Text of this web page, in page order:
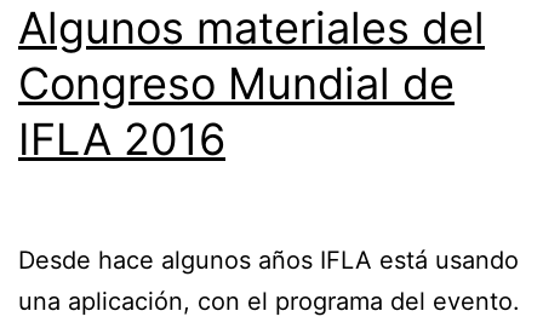
Algunos materiales del
Congreso Mundial de
IFLA 2016
Desde hace algunos años IFLA está usando
una aplicación, con el programa del evento.